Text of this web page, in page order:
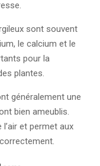
sont souvent
le calcium et le
pour la
plantes.
généralement une
bien ameublis.
et permet aux